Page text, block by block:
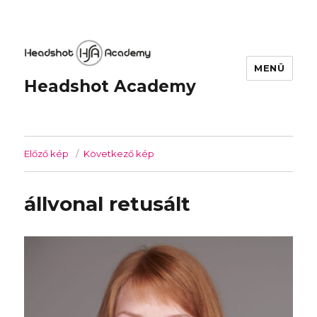
Headshot Academy
MENÜ
Előző kép Következő kép
állvonal retusált